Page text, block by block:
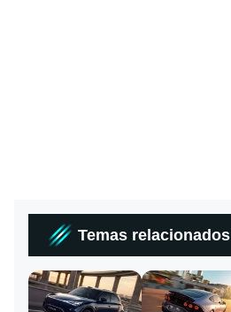
Temas relacionados